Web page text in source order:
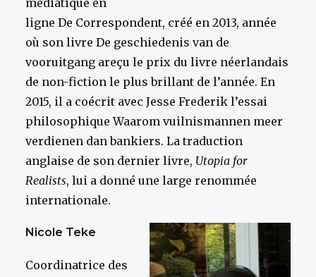
médiatique en
ligne De Correspondent, créé en 2013, année
où son livre De geschiedenis van de
vooruitgang areçu le prix du livre néerlandais
de non-fiction le plus brillant de l’année. En
2015, il a coécrit avec Jesse Frederik l’essai
philosophique Waarom vuilnismannen meer
verdienen dan bankiers. La traduction
anglaise de son dernier livre, Utopia for
Realists, lui a donné une large renommée
internationale.
Nicole Teke
Coordinatrice des